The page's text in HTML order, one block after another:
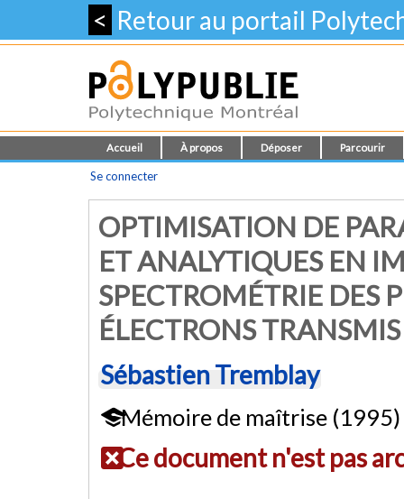
< Retour au portail
Accueil À propos Déposer Parcourir
Se connecter
OPTIMISATION DE
ET ANALYTIQUES EN
SPECTROMÉTRIE DES
ÉLECTRONS TRANSMIS
Sébastien Tremblay
Mémoire de maîtrise (1995)
Ce document n'est pas